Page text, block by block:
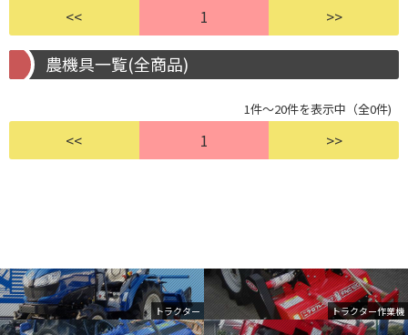
トラクター トラクター作業機
<< 1 >>
農機具一覧(全商品)
1件～20件を表示中（全0件)
<< 1 >>